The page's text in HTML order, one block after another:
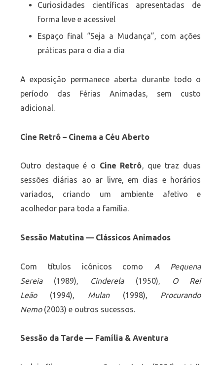
Curiosidades científicas apresentadas de
forma leve e acessível
Espaço final “Seja a Mudança”, com ações
práticas para o dia a dia
A exposição permanece aberta durante todo o
período das Férias Animadas, sem custo
adicional.
Cine Retrô – Cinema a Céu Aberto
Outro destaque é o Cine Retrô, que traz duas
sessões diárias ao ar livre, em dias e horários
variados, criando um ambiente afetivo e
acolhedor para toda a família.
Sessão Matutina — Clássicos Animados
Com títulos icônicos como A Pequena
Sereia(1989), Cinderela(1950),
O Rei
Leão(1994), Mulan(1998), Procurando
Nemo(2003) e outros sucessos.
Sessão da Tarde — Família & Aventura